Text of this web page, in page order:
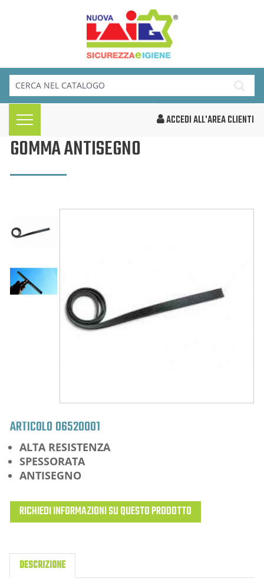
ACCEDI ALL'AREA CLIENTI
GOMMA ANTISEGNO
ARTICOLO 06520001
ALTA RESISTENZA
SPESSORATA
ANTISEGNO
RICHIEDI INFORMAZIONI SU QUESTO PRODOTTO
DESCRIZIONE